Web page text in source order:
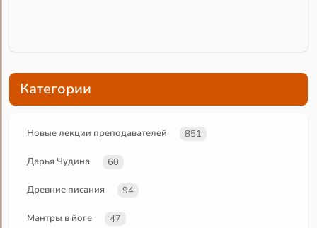
Категории
Новые лекции преподавателей 851
Дарья Чудина 60
Древние писания 94
Мантры в йоге 47